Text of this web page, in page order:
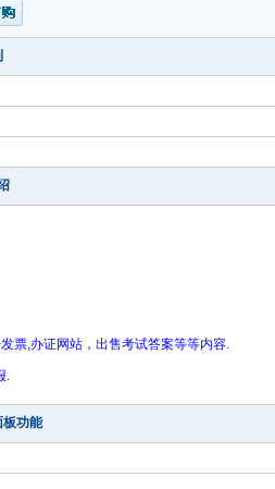
票,办证网站，出售考试答案等等内容.
.
板功能